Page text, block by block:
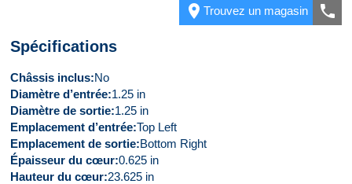
place Trouvez un magasin call
Spécifications
Châssis inclus No
Diamètre d’entrée 1.25 in
Diamètre de sortie 1.25 in
Emplacement d’entrée Top Left
Emplacement de sortie Bottom Right
Épaisseur du cœur 0.625 in
Hauteur du cœur 23.625 in